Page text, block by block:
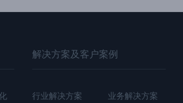
解决方案及客户案例
行业解决方案 业务解决方案